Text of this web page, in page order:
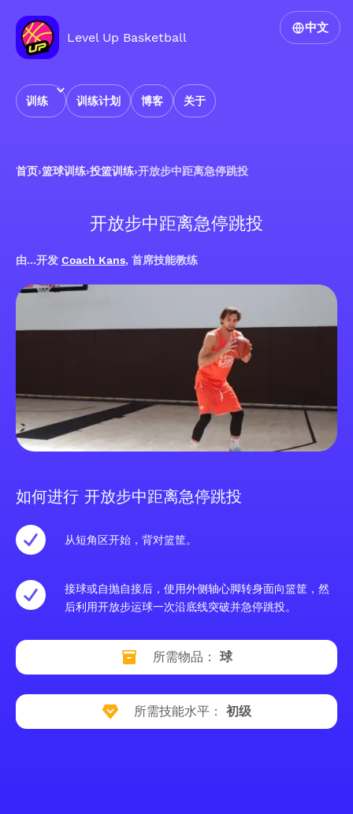
Level Up Basketball
训练 训练计划 博客 关于
中文
首页›篮球训练›投篮训练›开放步中距离急停跳投
开放步中距离急停跳投
由...开发 Coach Kans, 首席技能教练
如何进行 开放步中距离急停跳投
从短角区开始，背对篮筐。
接球或自抛自接后，使用外侧轴心脚转身面向篮筐，然
后利用开放步运球一次沿底线突破并急停跳投。
所需物品： 球
所需技能水平： 初级